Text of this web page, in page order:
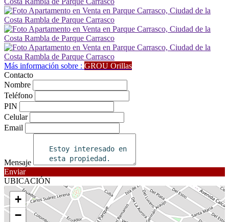
Más información sobre : GROU Orillas
Contacto
Nombre
Teléfono
PIN
Celular
Email
Mensaje
Enviar
UBICACIÓN
+
−